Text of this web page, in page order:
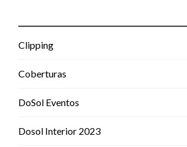
Clipping
Coberturas
DoSol Eventos
Dosol Interior 2023